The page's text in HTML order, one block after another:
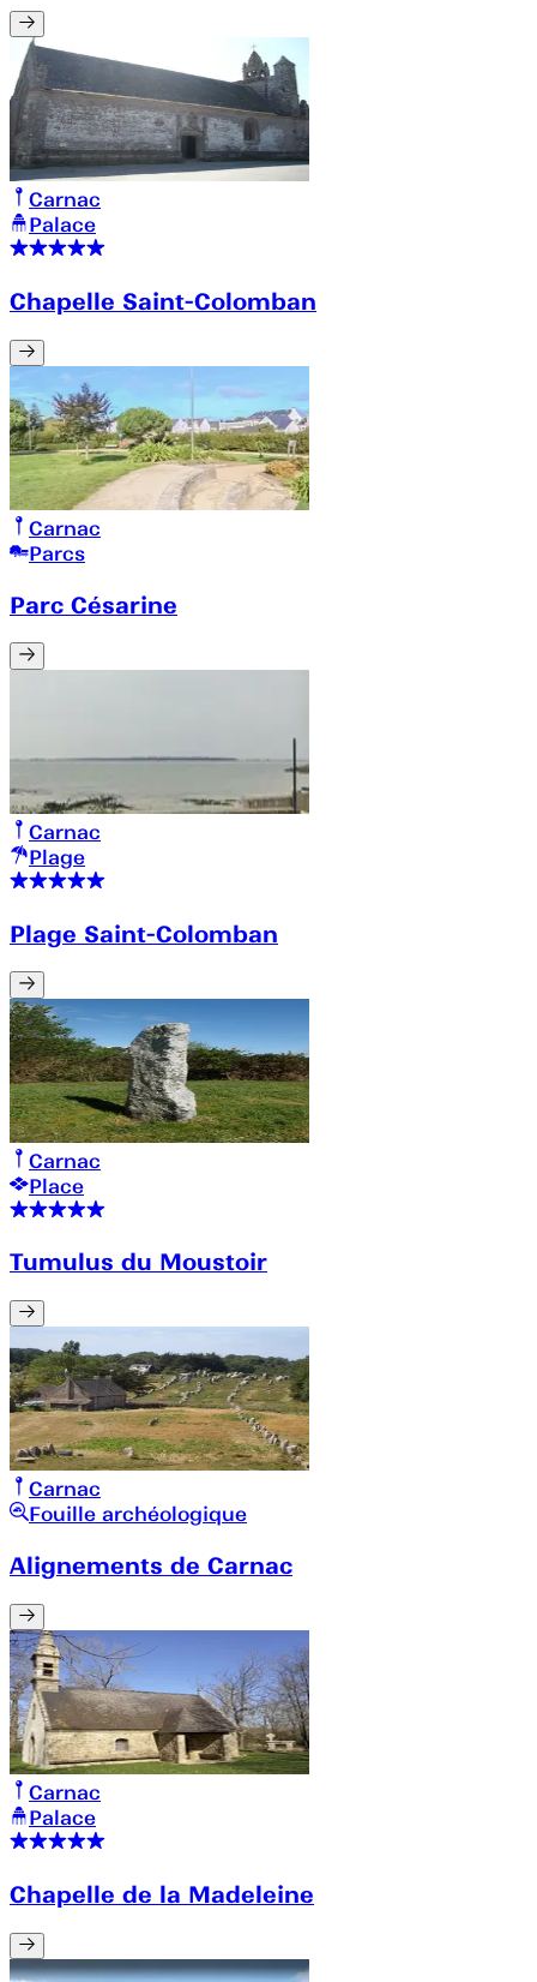
Carnac
Palace
Chapelle Saint-Colomban
Carnac
Parcs
Parc Césarine
Carnac
Plage
Plage Saint-Colomban
Carnac
Place
Tumulus du Moustoir
Carnac
Fouille archéologique
Alignements de Carnac
Carnac
Palace
Chapelle de la Madeleine